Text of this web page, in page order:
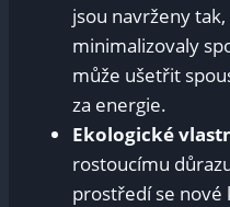
jsou navrženy
minimalizovaly
může ušetřit
za energie.
Ekologické
rostoucímu
prostředí se nové